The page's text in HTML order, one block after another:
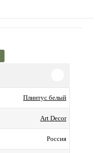
Плинтус белый
Art Decor
Россия